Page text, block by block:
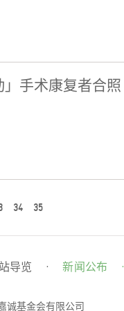
手术康复者合照
34 35
导览 · 新闻公布 ·
诚基金会有限公司